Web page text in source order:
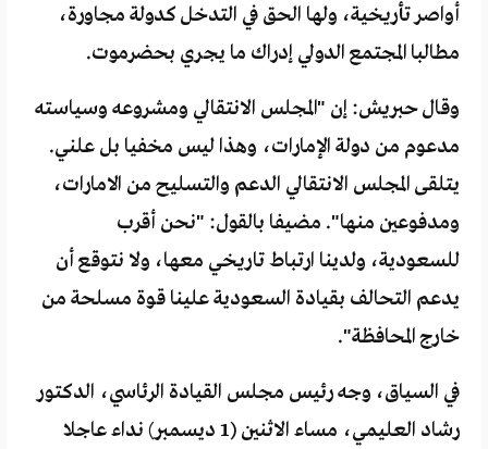
أواصر تأريخية، ولها الحق في التدخل كدولة مجاورة،
مطالبا المجتمع الدولي إدراك ما يجري بحضرموت.
وقال حبريش: إن "المجلس الانتقالي ومشروعه وسياسته
مدعوم من دولة الإمارات، وهذا ليس مخفيا بل علني.
يتلقى المجلس الانتقالي الدعم والتسليح من الامارات،
ومدفوعين منها". مضيفا بالقول: "نحن أقرب
للسعودية، ولدينا ارتباط تاريخي معها، ولا نتوقع أن
يدعم التحالف بقيادة السعودية علينا قوة مسلحة من
خارج المحافظة".
في السياق، وجه رئيس مجلس القيادة الرئاسي، الدكتور
رشاد العليمي، مساء الاثنين (1 ديسمبر) نداء عاجلا